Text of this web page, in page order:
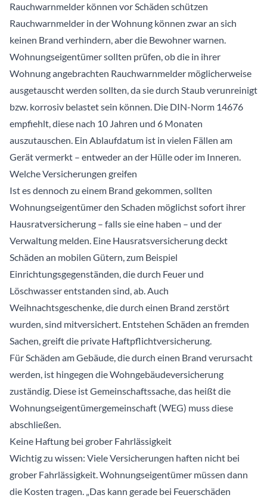
Rauchwarnmelder können vor Schäden schützen
Rauchwarnmelder in der Wohnung können zwar an sich
keinen Brand verhindern, aber die Bewohner warnen.
Wohnungseigentümer sollten prüfen, ob die in ihrer
Wohnung angebrachten Rauchwarnmelder möglicherweise
ausgetauscht werden sollten, da sie durch Staub verunreinigt
bzw. korrosiv belastet sein können. Die DIN-Norm 14676
empfiehlt, diese nach 10 Jahren und 6 Monaten
auszutauschen. Ein Ablaufdatum ist in vielen Fällen am
Gerät vermerkt – entweder an der Hülle oder im Inneren.
Welche Versicherungen greifen
Ist es dennoch zu einem Brand gekommen, sollten
Wohnungseigentümer den Schaden möglichst sofort ihrer
Hausratversicherung – falls sie eine haben – und der
Verwaltung melden. Eine Hausratsversicherung deckt
Schäden an mobilen Gütern, zum Beispiel
Einrichtungsgegenständen, die durch Feuer und
Löschwasser entstanden sind, ab. Auch
Weihnachtsgeschenke, die durch einen Brand zerstört
wurden, sind mitversichert. Entstehen Schäden an fremden
Sachen, greift die private Haftpflichtversicherung.
Für Schäden am Gebäude, die durch einen Brand verursacht
werden, ist hingegen die Wohngebäudeversicherung
zuständig. Diese ist Gemeinschaftssache, das heißt die
Wohnungseigentümergemeinschaft (WEG) muss diese
abschließen.
Keine Haftung bei grober Fahrlässigkeit
Wichtig zu wissen: Viele Versicherungen haften nicht bei
grober Fahrlässigkeit. Wohnungseigentümer müssen dann
die Kosten tragen. „Das kann gerade bei Feuerschäden